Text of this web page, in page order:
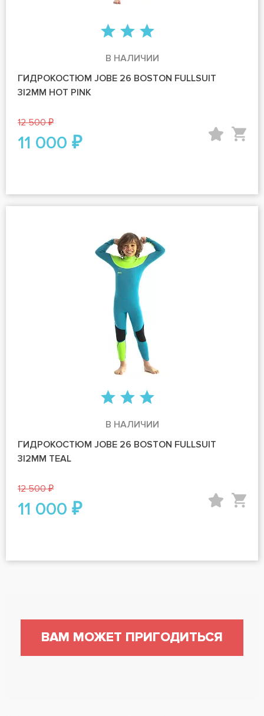
В НАЛИЧИИ
ГИДРОКОСТЮМ JOBE 26 BOSTON FULLSUIT
3|2MM HOT PINK
12 500 ₽
11 000 ₽
В НАЛИЧИИ
ГИДРОКОСТЮМ JOBE 26 BOSTON FULLSUIT
3|2MM TEAL
12 500 ₽
11 000 ₽
ВАМ МОЖЕТ ПРИГОДИТЬСЯ